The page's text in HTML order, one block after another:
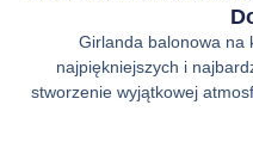
Girlanda balonowa na
najpiękniejszych i
stworzenie wyjątkowej